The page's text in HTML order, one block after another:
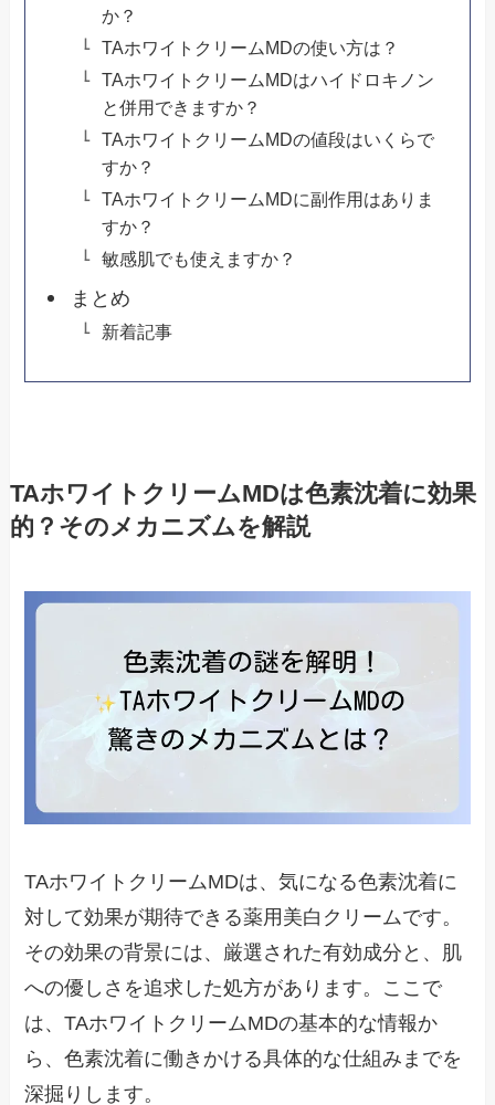
か？
TAホワイトクリームMDの使い方は？
TAホワイトクリームMDはハイドロキノン
と併用できますか？
TAホワイトクリームMDの値段はいくらで
すか？
TAホワイトクリームMDに副作用はありま
すか？
敏感肌でも使えますか？
まとめ
新着記事
TAホワイトクリームMDは色素沈着に効果
的？そのメカニズムを解説
TAホワイトクリームMDは、気になる色素沈着に
対して効果が期待できる薬用美白クリームです。
その効果の背景には、厳選された有効成分と、肌
への優しさを追求した処方があります。ここで
は、TAホワイトクリームMDの基本的な情報か
ら、色素沈着に働きかける具体的な仕組みまでを
深掘りします。